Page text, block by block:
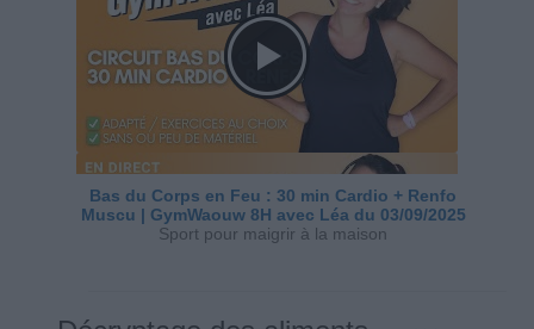
Bas du Corps en Feu : 30 min Cardio + Renfo
Muscu | GymWaouw 8H avec Léa du 03/09/2025
Sport pour maigrir à la maison